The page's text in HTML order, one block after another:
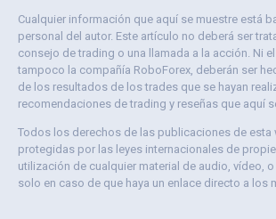
Cualquier información que aquí se muestre está
personal del autor. Este artículo no deberá ser
consejo de trading o una llamada a la acción. Ni
tampoco la compañía RoboForex, deberán ser
de los resultados de los trades que se hayan
recomendaciones de trading y reseñas que aquí
Todos los derechos de las publicaciones de esta
protegidas por las leyes internacionales de
utilización de cualquier material de audio, vídeo,
solo en caso de que haya un enlace directo a los